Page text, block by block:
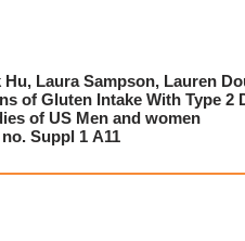
Laura Sampson, Lauren
of Gluten Intake With Type 2
of US Men and women;
Suppl 1 A11